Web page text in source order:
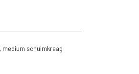
schuimkraag